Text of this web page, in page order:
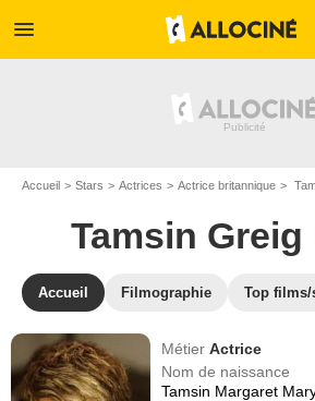
menu
Accueil Stars Actrices Actrice britannique
Tamsin Greig
Accueil Filmographie Top films/
MétierActrice
Nom de naissance
Tamsin Margaret